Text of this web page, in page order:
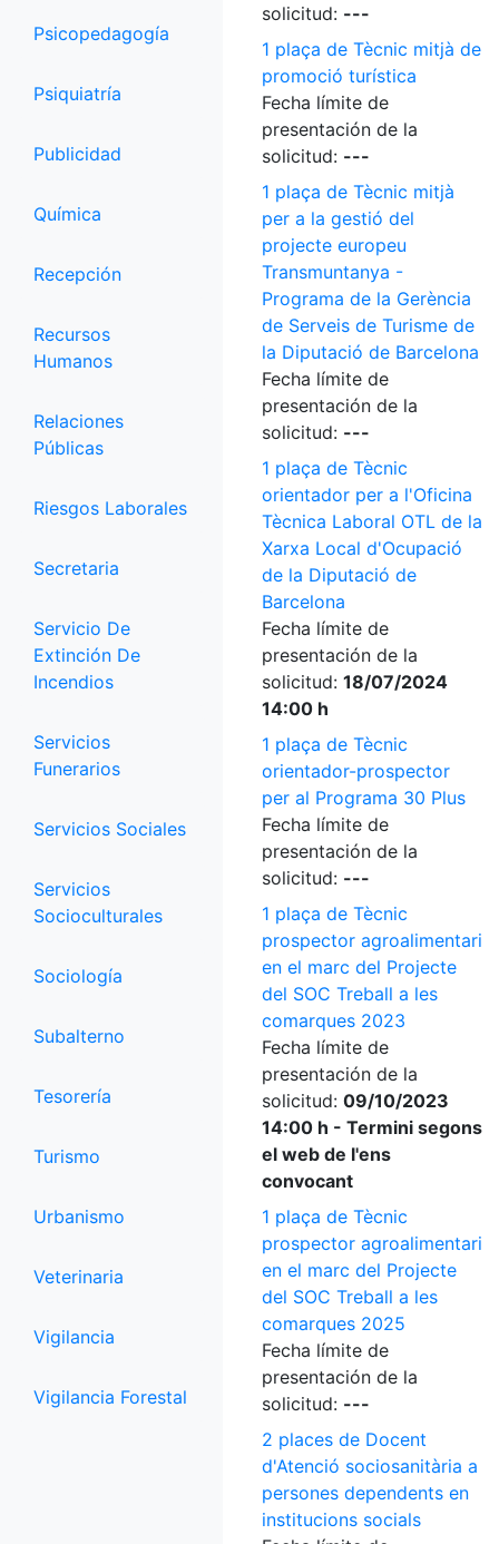
Psicopedagogía
Psiquiatría
Publicidad
Química
Recepción
Recursos
Humanos
Relaciones
Públicas
Riesgos Laborales
Secretaria
Servicio De
Extinción De
Incendios
Servicios
Funerarios
Servicios Sociales
Servicios
Socioculturales
Sociología
Subalterno
Tesorería
Turismo
Urbanismo
Veterinaria
Vigilancia
Vigilancia Forestal
solicitud: ---
1 plaça de Tècnic mitjà de
promoció turística
Fecha límite de
presentación de la
solicitud: ---
1 plaça de Tècnic mitjà
per a la gestió del
projecte europeu
Transmuntanya -
Programa de la Gerència
de Serveis de Turisme de
la Diputació de Barcelona
Fecha límite de
presentación de la
solicitud: ---
1 plaça de Tècnic
orientador per a l'Oficina
Tècnica Laboral OTL de la
Xarxa Local d'Ocupació
de la Diputació de
Barcelona
Fecha límite de
presentación de la
solicitud: 18/07/2024
14:00 h
1 plaça de Tècnic
orientador-prospector
per al Programa 30 Plus
Fecha límite de
presentación de la
solicitud: ---
1 plaça de Tècnic
prospector agroalimentari
en el marc del Projecte
del SOC Treball a les
comarques 2023
Fecha límite de
presentación de la
solicitud: 09/10/2023
14:00 h - Termini segons
el web de l'ens
convocant
1 plaça de Tècnic
prospector agroalimentari
en el marc del Projecte
del SOC Treball a les
comarques 2025
Fecha límite de
presentación de la
solicitud: ---
2 places de Docent
d'Atenció sociosanitària a
persones dependents en
institucions socials